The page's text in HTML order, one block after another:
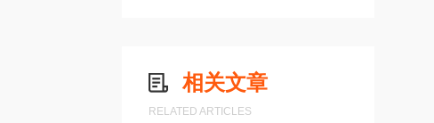
相关文章
RELATED ARTICLES